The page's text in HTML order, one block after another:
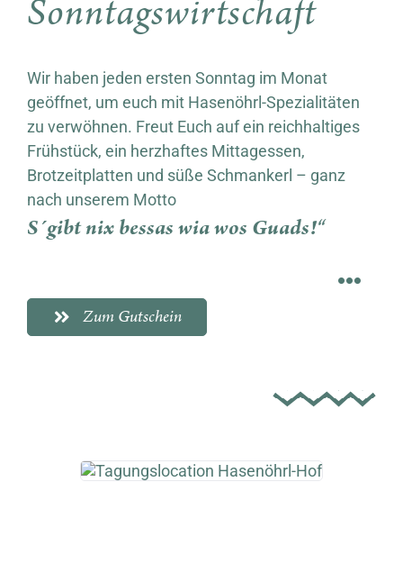
Sonntagswirtschaft
Wir haben jeden ersten Sonntag im Monat
geöffnet, um euch mit Hasenöhrl-Spezialitäten
zu verwöhnen. Freut Euch auf ein reichhaltiges
Frühstück, ein herzhaftes Mittagessen,
Brotzeitplatten und süße Schmankerl – ganz
nach unserem Motto
S´gibt nix bessas wia wos Guads!“
Zum Gutschein